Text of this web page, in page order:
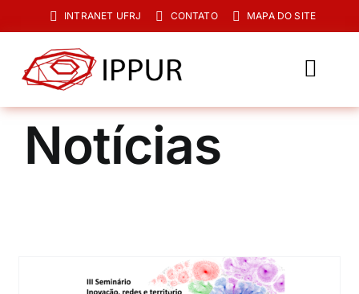
para
conteúdo
INTRANET UFRJ CONTATO MAPA DO SITE
O IPPUR
Graduação
Pesquisa e Extensão
Notícias